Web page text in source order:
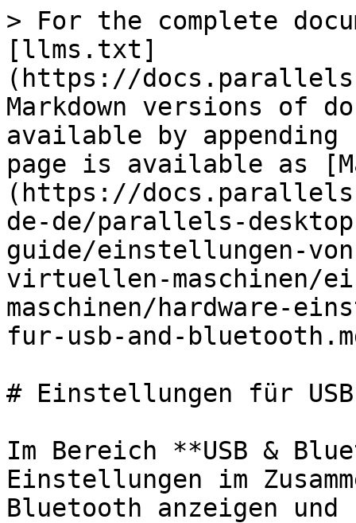
> For the complete
[llms.txt]
(https://
Markdown versions of
available by
page is available as
(https://
de-de/parallels-
guide/einstellungen-
virtuellen-maschinen/
maschinen/hardware-
fur-usb-and-
# Einstellungen für
Im Bereich **USB &
Einstellungen im
Bluetooth anzeigen